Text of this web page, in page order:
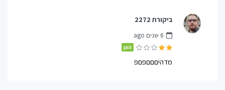
ביקורת 2272
6 שנים ago
הוגן
מדהיםםםפםפ